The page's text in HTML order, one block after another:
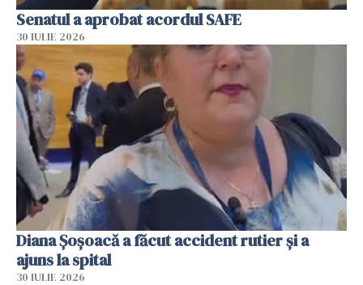
Senatul a aprobat acordul SAFE
30 IULIE 2026
Diana Șoșoacă a făcut accident rutier și a
ajuns la spital
30 IULIE 2026